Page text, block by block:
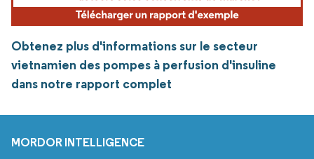
Obtenez plus d'informations sur le secteur
vietnamien des pompes à perfusion d'insuline
dans notre rapport complet
MORDOR INTELLIGENCE